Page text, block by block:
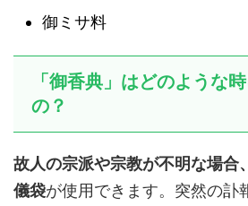
御ミサ料
「御香典」はどのような
の？
故人の宗派や宗教が不明な場合
儀袋が使用できます。突然の訃